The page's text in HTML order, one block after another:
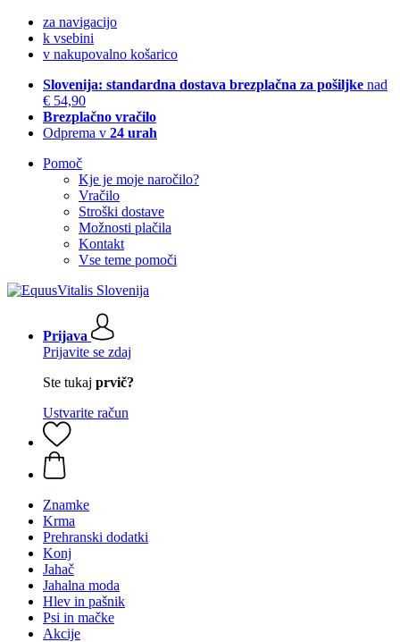
za navigacijo
k vsebini
v nakupovalno košarico
Slovenija: standardna dostava brezplačna za pošiljke nad
€ 54,90
Brezplačno vračilo
Odprema v 24 urah
Pomoč
Kje je moje naročilo?
Vračilo
Stroški dostave
Možnosti plačila
Kontakt
Vse teme pomoči
Prijava
Prijavite se zdaj
Ste tukaj prvič?
Ustvarite račun
Znamke
Krma
Prehranski dodatki
Konj
Jahač
Jahalna moda
Hlev in pašnik
Psi in mačke
Akcije